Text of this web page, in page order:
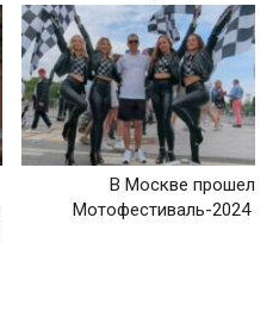
В Москве прошел
Мотофестиваль-2024